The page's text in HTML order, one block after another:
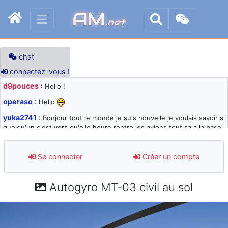
AM.net
chat
connectez-vous !
d9pouces : Hello !
operaso : Hello
yuka2741 : Bonjour tout le monde je suis nouvelle je voulais savoir si
quelqu'un c'est vers qu'elle heure rentre les avions tout sa a la base
d9pouces: désolé pour les quelques blocages du site ces derniers
jours : je teste des méthodes contre le spam et les bots trop nocifs
: Super, la nouvelle bannière
: je suis un avion@,._,+ > lesquels ? je ne suis pas sûr de
Se connecter Créer un compte
Autogyro MT-03 civil au sol